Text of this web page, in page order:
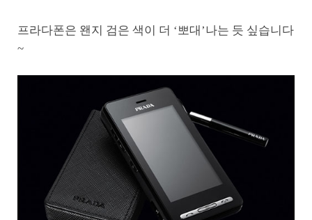
프라다폰은 왠지 검은 색이 더 ‘뽀대’나는 듯 싶습니다
~